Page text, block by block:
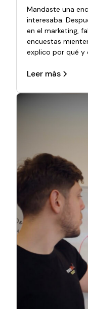
Mandaste una
interesaba.
en el marketing,
encuestas
explico por qué y
Leer más